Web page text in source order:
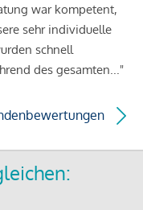
war kompetent,
sehr individuelle
schnell
des gesamten..."